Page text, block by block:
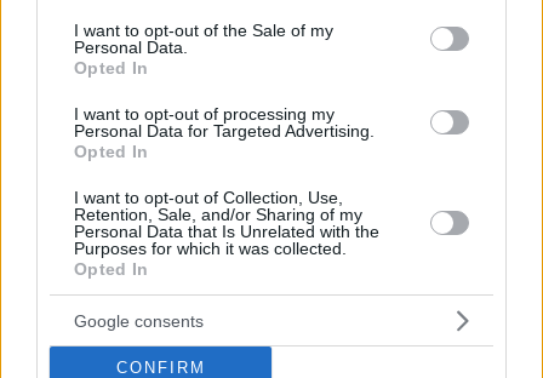
consent section.
I want to opt-out of the Sale of my
Personal Data.
Opted In
I want to opt-out of processing my
Personal Data for Targeted Advertising.
Opted In
I want to opt-out of Collection, Use,
Retention, Sale, and/or Sharing of my
Personal Data that Is Unrelated with the
Purposes for which it was collected.
Opted In
Google consents
CONFIRM
Ελλάδα, οι έξι πιο επικίνδυνες εβδομάδες του χρόνου
τυχερός θα την αποκτήσει;
πριν 8 λεπτά
Η ιδανική διαφορά ηλικίας στο ζευγάρι: τι δείχνουν
νέες έρευνες
πριν 9 λεπτά
Πώς τα πηγαίνει η Ελλάδα στις πωλήσεις ηλεκτρικών;
πριν 10 λεπτά
Φωτιά στην Aγία Μαρίνα Ηλείας, σηκώθηκαν τρία
αεροσκάφη
πριν 10 λεπτά